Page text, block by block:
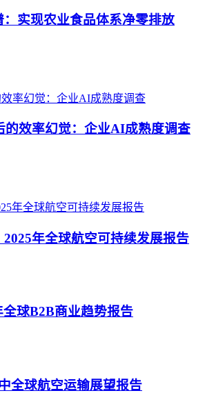
：实现农业食品体系净零排放
率幻觉：企业AI成熟度调查
的效率幻觉：企业AI成熟度调查
年全球航空可持续发展报告
年全球航空可持续发展报告
全球B2B商业趋势报告
全球航空运输展望报告